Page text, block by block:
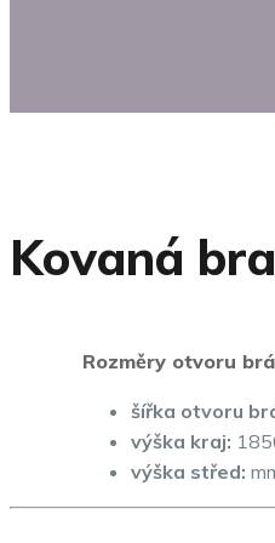
Kovaná
Rozměry otvoru
šířka otvoru
výška kraj:
výška střed: